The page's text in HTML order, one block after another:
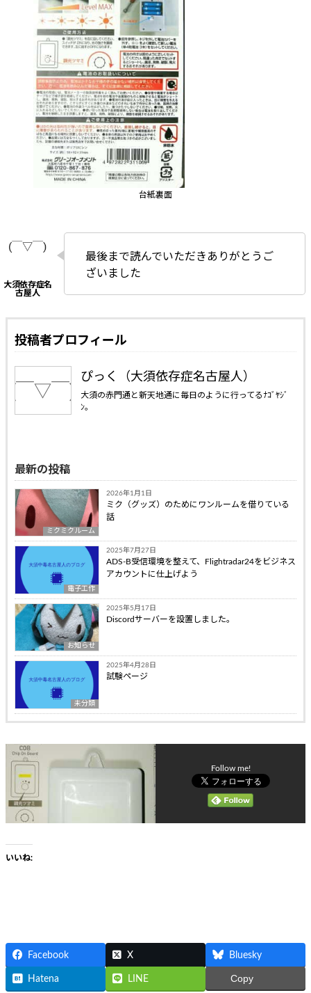
台紙裏面
最後まで読んでいただきありがとうご
ざいました
投稿者プロフィール
ぴっく（大須依存症名古屋人）
大須の赤門通と新天地通に毎日のように行ってるﾅｺﾞﾔｼﾞ
ﾝ。
最新の投稿
ミクミクルーム
2026年1月1日
ミク（グッズ）のためにワンルームを借りている
話
電子工作
2025年7月27日
ADS-B受信環境を整えて、Flightradar24をビジネス
アカウントに仕上げよう
お知らせ
2025年5月17日
Discordサーバーを設置しました。
未分類
2025年4月28日
試験ページ
Follow me!
いいね:
Facebook X Bluesky
Hatena LINE Copy